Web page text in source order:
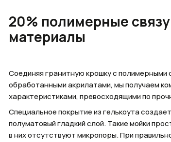
20% полимерные
материалы
Соединяя гранитную крошку с полимерными
обработанными акрилатами, мы получаем
характеристиками, превосходящими по
Специальное покрытие из гелькоута
полуматовый гладкий слой. Такие мойки
в них отсутствуют микропоры. При